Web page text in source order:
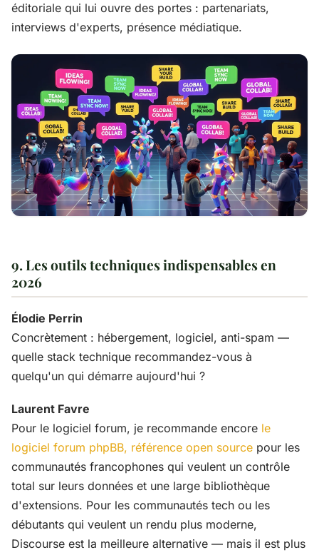
éditoriale qui lui ouvre des portes : partenariats,
interviews d'experts, présence médiatique.
9. Les outils techniques indispensables en
2026
Élodie Perrin
Concrètement : hébergement, logiciel, anti-spam —
quelle stack technique recommandez-vous à
quelqu'un qui démarre aujourd'hui ?
Laurent Favre
Pour le logiciel forum, je recommande encore le
logiciel forum phpBB, référence open source pour les
communautés francophones qui veulent un contrôle
total sur leurs données et une large bibliothèque
d'extensions. Pour les communautés tech ou les
débutants qui veulent un rendu plus moderne,
Discourse est la meilleure alternative — mais il est plus